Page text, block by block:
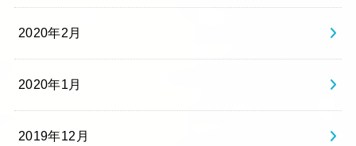
2020年2月
2020年1月
2019年12月